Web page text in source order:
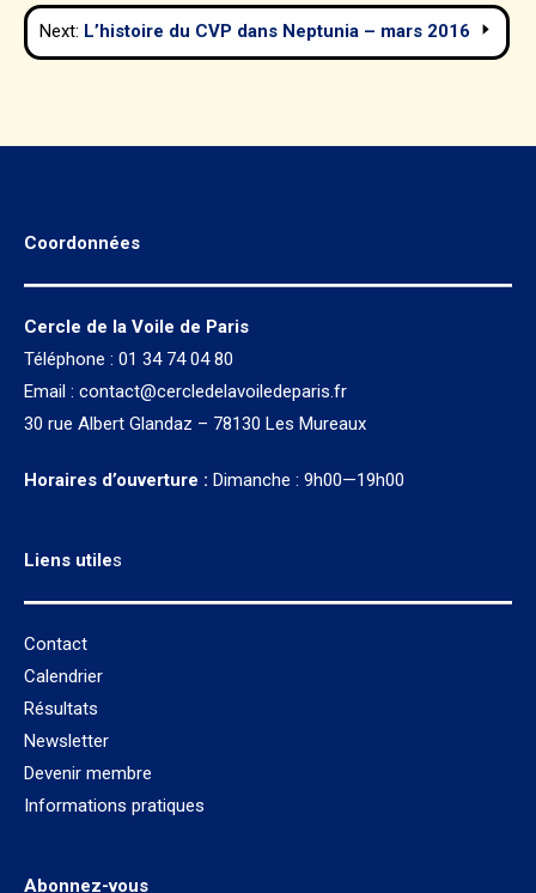
l’article
Next: L’histoire du CVP dans Neptunia – mars 2016
Coordonnées
Cercle de la Voile de Paris
Téléphone : 01 34 74 04 80
Email : contact@cercledelavoiledeparis.fr
30 rue Albert Glandaz – 78130 Les Mureaux
Horaires d’ouverture : Dimanche : 9h00—19h00
Liens utiles
Contact
Calendrier
Résultats
Newsletter
Devenir membre
Informations pratiques
Abonnez-vous